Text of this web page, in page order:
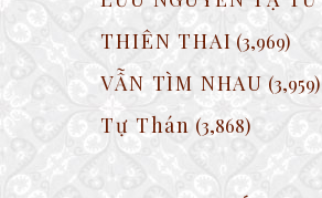
THIÊN THAI (3,969)
VẪN TÌM NHAU (3,959)
Tự Thán (3,868)